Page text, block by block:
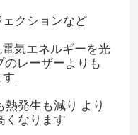
クションなど
気エネルギーを光
のレーザーよりも
.
発生も減り より
くなります